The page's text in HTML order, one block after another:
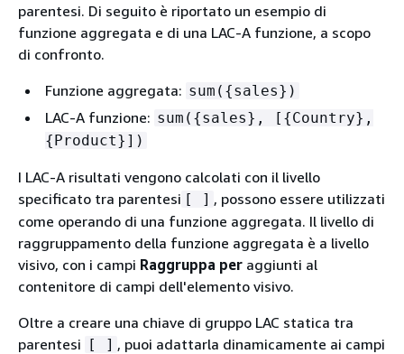
parentesi. Di seguito è riportato un esempio di
funzione aggregata e di una LAC-A funzione, a scopo
di confronto.
Funzione aggregata: sum( {sales})
LAC-A funzione: sum( {sales}, [ {Country},
{Product}])
I LAC-A risultati vengono calcolati con il livello
specificato tra parentesi [ ] , possono essere utilizzati
come operando di una funzione aggregata. Il livello di
raggruppamento della funzione aggregata è a livello
visivo, con i campi Raggruppa per aggiunti al
contenitore di campi dell'elemento visivo.
Oltre a creare una chiave di gruppo LAC statica tra
parentesi [ ] , puoi adattarla dinamicamente ai campi